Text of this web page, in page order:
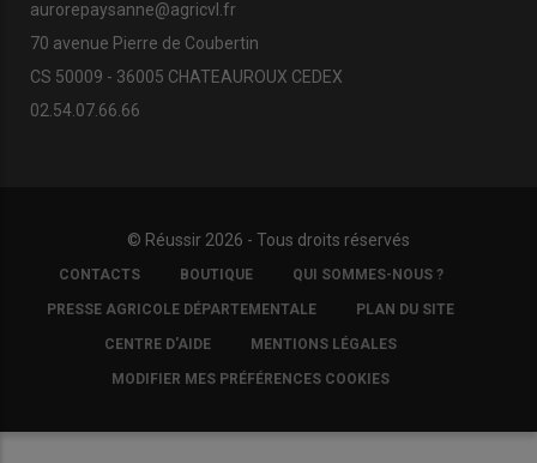
aurorepaysanne@agricvl.fr
70 avenue Pierre de Coubertin
CS 50009 - 36005 CHATEAUROUX CEDEX
02.54.07.66.66
© Réussir 2026 - Tous droits réservés
FOOTER
COPYRIGHT
CONTACTS BOUTIQUE QUI SOMMES-NOUS ?
PRESSE AGRICOLE DÉPARTEMENTALE PLAN DU SITE
CENTRE D'AIDE MENTIONS LÉGALES
MODIFIER MES PRÉFÉRENCES COOKIES